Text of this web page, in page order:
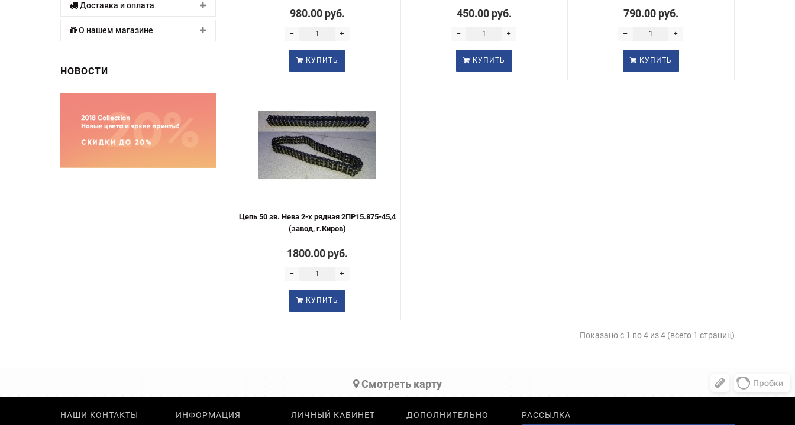
Доставка и оплата
О нашем магазине
НОВОСТИ
980.00 руб.
КУПИТЬ
450.00 руб.
КУПИТЬ
790.00 руб.
КУПИТЬ
Цепь 50 зв. Нева 2-х рядная 2ПР15.875-45,4
(завод, г.Киров)
1800.00 руб.
КУПИТЬ
Показано с 1 по 4 из 4 (всего 1 страниц)
Cмотреть карту
НАШИ КОНТАКТЫ ИНФОРМАЦИЯ ЛИЧНЫЙ КАБИНЕТ ДОПОЛНИТЕЛЬНО РАССЫЛКА